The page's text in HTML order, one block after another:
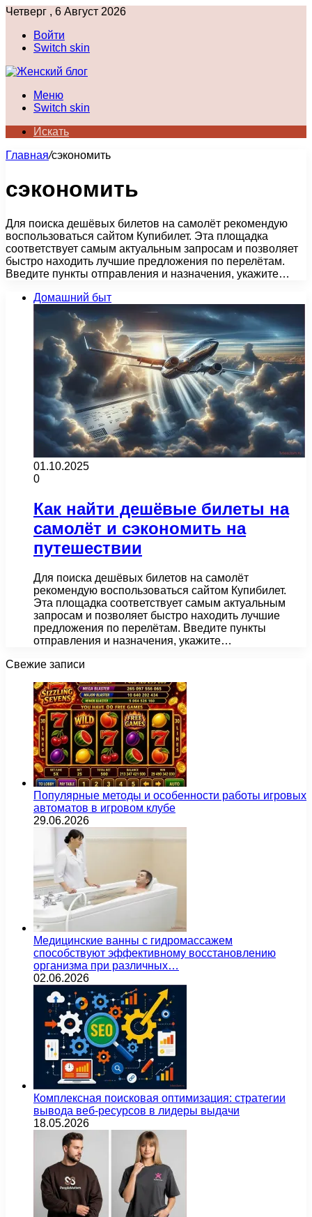
Четверг , 6 Август 2026
Войти
Switch skin
Меню
Switch skin
Искать
Главная/сэкономить
сэкономить
Для поиска дешёвых билетов на самолёт рекомендую
воспользоваться сайтом Купибилет. Эта площадка
соответствует самым актуальным запросам и позволяет
быстро находить лучшие предложения по перелётам.
Введите пункты отправления и назначения, укажите…
Домашний быт
01.10.2025
0
Как найти дешёвые билеты на
самолёт и сэкономить на
путешествии
Для поиска дешёвых билетов на самолёт
рекомендую воспользоваться сайтом Купибилет.
Эта площадка соответствует самым актуальным
запросам и позволяет быстро находить лучшие
предложения по перелётам. Введите пункты
отправления и назначения, укажите…
Свежие записи
Популярные методы и особенности работы игровых
автоматов в игровом клубе
29.06.2026
Медицинские ванны с гидромассажем
способствуют эффективному восстановлению
организма при различных…
02.06.2026
Комплексная поисковая оптимизация: стратегии
вывода веб-ресурсов в лидеры выдачи
18.05.2026